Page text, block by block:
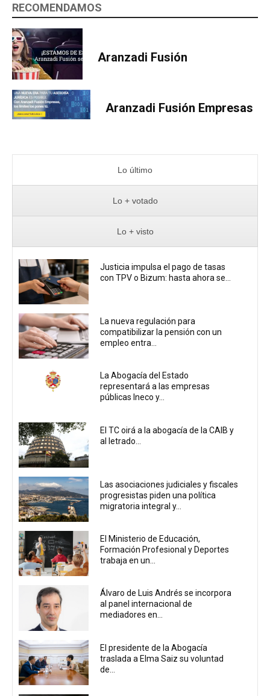
RECOMENDAMOS
Aranzadi Fusión
Aranzadi Fusión Empresas
Lo último
Lo + votado
Lo + visto
Justicia impulsa el pago de tasas
con TPV o Bizum: hasta ahora se...
La nueva regulación para
compatibilizar la pensión con un
empleo entra...
La Abogacía del Estado
representará a las empresas
públicas Ineco y...
El TC oirá a la abogacía de la CAIB y
al letrado...
Las asociaciones judiciales y fiscales
progresistas piden una política
migratoria integral y...
El Ministerio de Educación,
Formación Profesional y Deportes
trabaja en un...
Álvaro de Luis Andrés se incorpora
al panel internacional de
mediadores en...
El presidente de la Abogacía
traslada a Elma Saiz su voluntad
de...